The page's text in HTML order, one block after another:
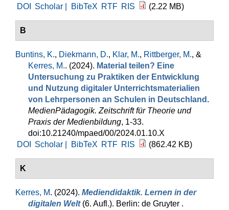
DOI
Scholar | BibTeX RTF RIS (2.22 MB)
B
Buntins, K., Diekmann, D., Klar, M., Rittberger, M., &
Kerres, M.. (2024). Material teilen? Eine
Untersuchung zu Praktiken der Entwicklung
und Nutzung digitaler Unterrichtsmaterialien
von Lehrpersonen an Schulen in Deutschland .
MedienPädagogik. Zeitschrift für Theorie und
Praxis der Medienbildung, 1-33.
doi:10.21240/mpaed/00/2024.01.10.X
DOI
Scholar | BibTeX RTF RIS (862.42 KB)
K
Kerres, M. (2024). Mediendidaktik. Lernen in der
digitalen Welt(6. Aufl.). Berlin: de Gruyter .